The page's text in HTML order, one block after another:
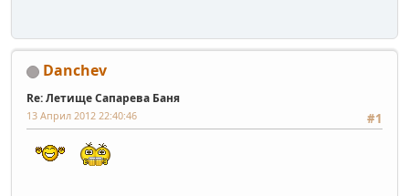
Danchev
Re: Летище Сапарева Баня
#1
13 Април 2012 22:40:46